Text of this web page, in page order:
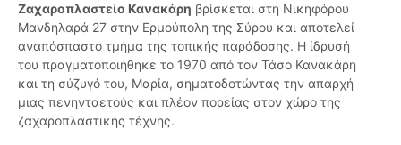
Ζαχαροπλαστείο Κανακάρη βρίσκεται στη Νικηφόρου
Μανδηλαρά 27 στην Ερμούπολη της Σύρου και αποτελεί
αναπόσπαστο τμήμα της τοπικής παράδοσης. Η ίδρυσή
του πραγματοποιήθηκε το 1970 από τον Τάσο Κανακάρη
και τη σύζυγό του, Μαρία, σηματοδοτώντας την απαρχή
μιας πενηνταετούς και πλέον πορείας στον χώρο της
ζαχαροπλαστικής τέχνης.